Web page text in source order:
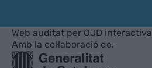
Web auditat per OJD interactiva
Amb la col·laboració de: